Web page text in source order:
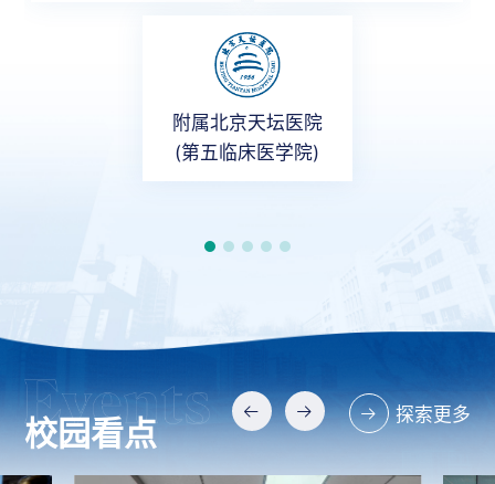
附属北京天坛医院
(第五临床医学院)
校园看点 探索更多